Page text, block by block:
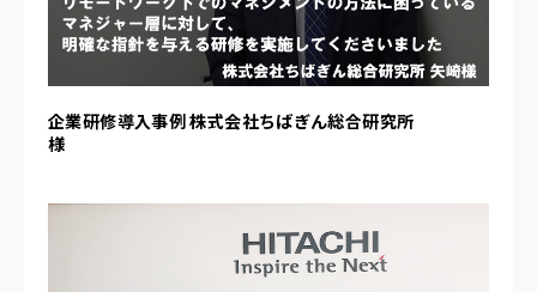
企業研修導入事例 株式会社ちばぎん総合研究所
様